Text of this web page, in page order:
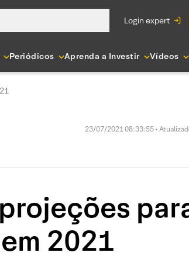
login expert
Periódicos Aprenda a Investir Vídeos
23/07/2021 08:33:55 •
2021